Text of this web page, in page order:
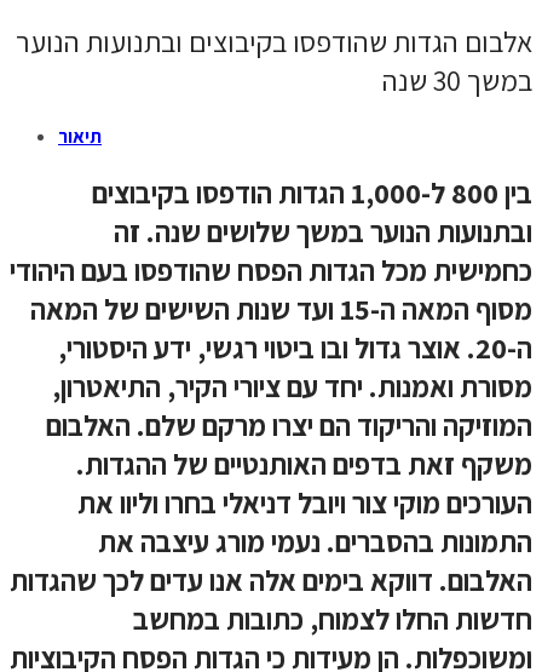
אלבום הגדות שהודפסו בקיבוצים ובתנועות הנוער
במשך 30 שנה
תיאור
בין 800 ל-1,000 הגדות הודפסו בקיבוצים
ובתנועות הנוער במשך שלושים שנה. זה
כחמישית מכל הגדות הפסח שהודפסו בעם היהודי
מסוף המאה ה-15 ועד שנות השישים של המאה
ה-20. אוצר גדול ובו ביטוי רגשי, ידע היסטורי,
מסורת ואמנות. יחד עם ציורי הקיר, התיאטרון,
המוזיקה והריקוד הם יצרו מרקם שלם. האלבום
משקף זאת בדפים האותנטיים של ההגדות.
העורכים מוקי צור ויובל דניאלי בחרו וליוו את
התמונות בהסברים. נעמי מורג עיצבה את
האלבום. דווקא בימים אלה אנו עדים לכך שהגדות
חדשות החלו לצמוח, כתובות במחשב
ומשוכפלות. הן מעידות כי הגדות הפסח הקיבוציות